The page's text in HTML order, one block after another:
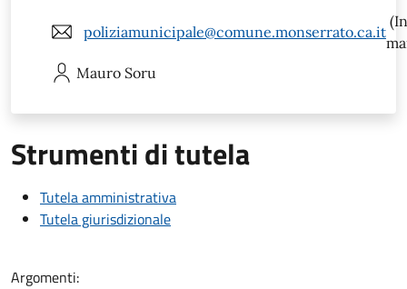
poliziamunicipale@comune.monserrato.ca.it
Mauro Soru
Strumenti di tutela
Tutela amministrativa
Tutela giurisdizionale
Argomenti: